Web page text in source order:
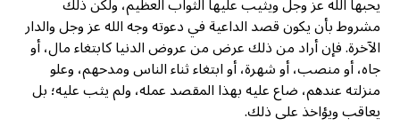
مشروط بأن يكون قصد الداعية في دعوته وجه الله عز وجل والدار
الآخرة. فإن أراد من ذلك عرض من عروض الدنيا كابتغاء مال، أو
جاه، أو منصب، أو شهرة، أو ابتغاء ثناء الناس ومدحهم، وعلو
منزلته عندهم، ضاع عليه بهذا المقصد عمله، ولم يثب عليه؛ بل
يعاقب ويؤاخذ على ذلك.